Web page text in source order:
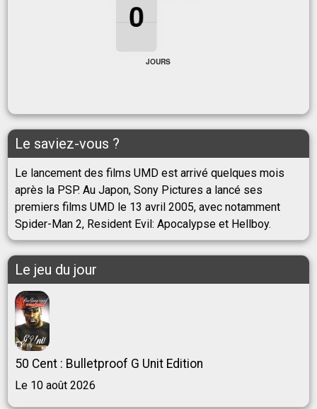
0
0
0
0
JOURS
Le saviez-vous ?
Le lancement des films UMD est arrivé quelques mois
après la PSP. Au Japon, Sony Pictures a lancé ses
premiers films UMD le 13 avril 2005, avec notamment
Spider-Man 2, Resident Evil: Apocalypse et Hellboy.
Le jeu du jour
50 Cent : Bulletproof G Unit Edition
Le 10 août 2026